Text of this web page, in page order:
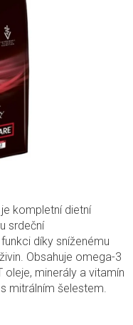
je kompletní dietní
srdeční
díky sníženému
Obsahuje omega-3
oleje, minerály a vitamín
mitrálním šelestem.